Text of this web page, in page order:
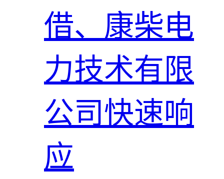
借、康柴电
力技术有限
公司快速响
应